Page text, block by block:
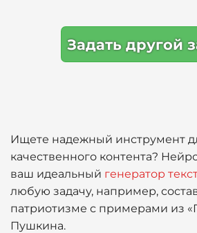
Задать другой
Ищете надежный инструмент
качественного контента?
ваш идеальный генератор
любую задачу, например,
патриотизме с примерами из
Пушкина.